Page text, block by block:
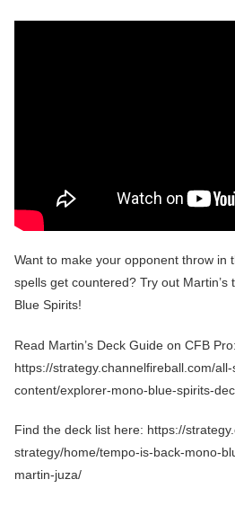
Want to make your opponent throw in
spells get countered? Try out
Blue Spirits!
Read Martin’s Deck Guide on CFB Pro:
https://strategy.channelfireball.com/
content/explorer-mono-blue-spirits-
Find the deck list here: https://
strategy/home/tempo-is-back-mono-
martin-juza/